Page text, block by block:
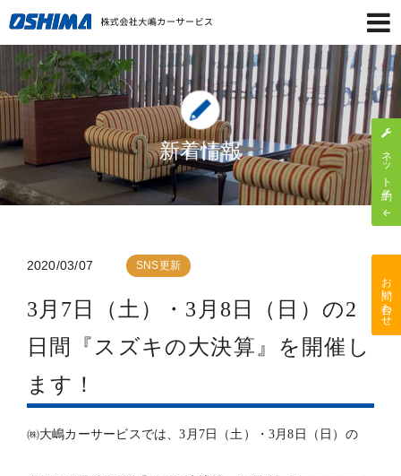
新着情報
2020/03/07 SNS更新
3月7日（土）・3月8日（日）の2
日間『スズキの大決算』を開催し
ます！
㈱大嶋カーサービスでは、3月7日（土）・3月8日（日）の
ネット予約
お問い合わせ